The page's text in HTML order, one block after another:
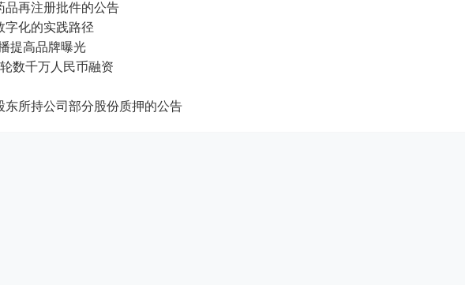
品再注册批件的公告
字化的实践路径
提高品牌曝光
数千万人民币融资
所持公司部分股份质押的公告